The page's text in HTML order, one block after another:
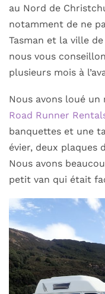
au Nord de
notamment de ne
Tasman et la ville
nous vous
plusieurs mois à
Nous avons loué
Road Runner
banquettes et une
évier, deux plaques
Nous avons
petit van qui était